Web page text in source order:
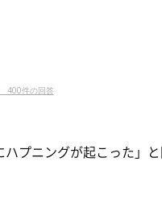
400件の回答
プニングが起こった」